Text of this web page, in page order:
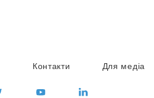
Контакти Для медіа